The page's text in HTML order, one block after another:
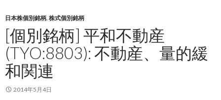
日本株個別銘柄, 株式個別銘柄
[個別銘柄] 平和不動産
(TYO:8803): 不動産、量的緩
和関連
2014年5月4日